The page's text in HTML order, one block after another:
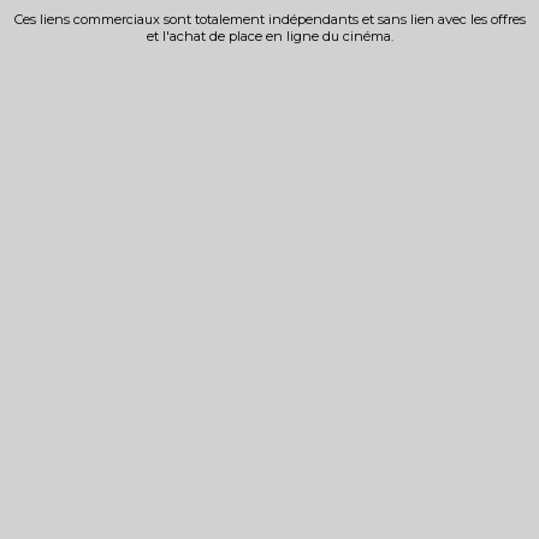
Ces liens commerciaux sont totalement indépendants et sans lien avec les offres
et l'achat de place en ligne du cinéma.